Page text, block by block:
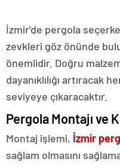
İzmir'de pergola
zevkleri göz önünde
önemlidir. Doğru
dayanıklılığı artıracak
seviyeye çıkaracaktır.
Pergola Montajı ve
Montaj işlemi, İzmir
sağlam olmasını